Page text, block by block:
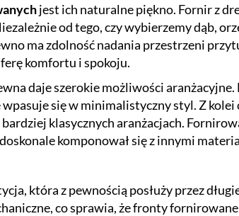
jest ich naturalne piękno. Fornir z
od tego, czy wybierzemy dąb,
ma zdolność nadania przestrzeni
komfortu i spokoju.
daje szerokie możliwości
się w minimalistyczny styl. Z
klasycznych aranżacjach.
komponował się z innymi
która z pewnością posłuży przez
co sprawia, że fronty